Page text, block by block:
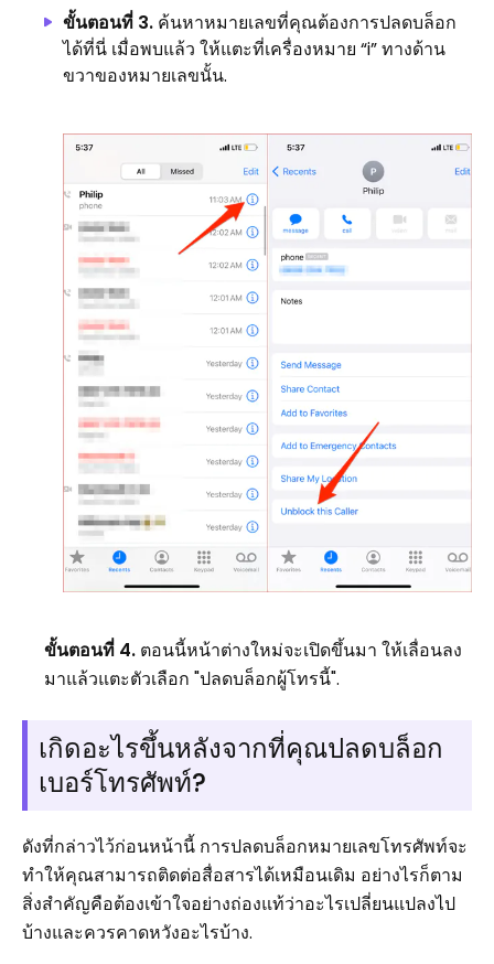
ขั้นตอนที่ 3. ค้นหาหมายเลขที่คุณต้องการปลดบล็อก
ได้ที่นี่ เมื่อพบแล้ว ให้แตะที่เครื่องหมาย “i” ทางด้าน
ขวาของหมายเลขนั้น.
ขั้นตอนที่ 4. ตอนนี้หน้าต่างใหม่จะเปิดขึ้นมา ให้เลื่อนลง
มาแล้วแตะตัวเลือก "ปลดบล็อกผู้โทรนี้".
เกิดอะไรขึ้นหลังจากที่คุณปลดบล็อก
เบอร์โทรศัพท์?
ดังที่กล่าวไว้ก่อนหน้านี้ การปลดบล็อกหมายเลขโทรศัพท์จะ
ทำให้คุณสามารถติดต่อสื่อสารได้เหมือนเดิม อย่างไรก็ตาม
สิ่งสำคัญคือต้องเข้าใจอย่างถ่องแท้ว่าอะไรเปลี่ยนแปลงไป
บ้างและควรคาดหวังอะไรบ้าง.